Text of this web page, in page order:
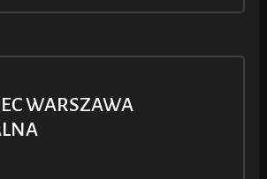
Bajgiel z Serem
WARSZAWA